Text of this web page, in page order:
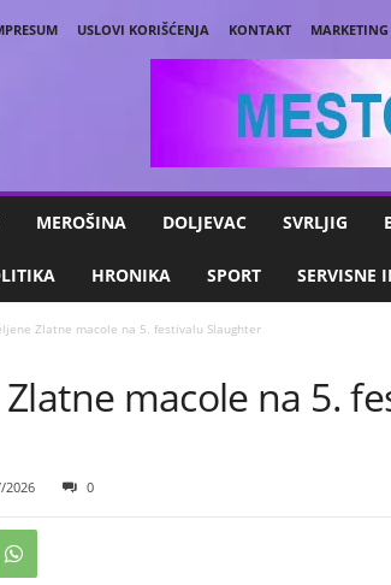
USLOVI KORIŠĆENJA KONTAKT
MARKETING
MEROŠINA DOLJEVAC SVRLJIG
HRONIKA SPORT SERVISNE
Zlatne macole na 5. festivalu Slaughter
macole na 5.
2026 0